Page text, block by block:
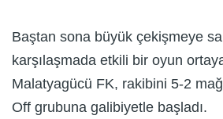
Baştan sona büyük çekişmeye
karşılaşmada etkili bir oyun
Malatyagücü FK, rakibini 5-2
Off grubuna galibiyetle başladı.